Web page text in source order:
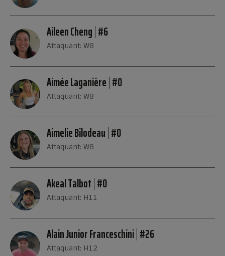
Aileen Cheng #6
Attaquant: W8
Aimée Laganière #0
Attaquant: W8
Aimelie Bilodeau #0
Attaquant: W8
Akeal Talbot #0
Attaquant: H11
Alain Junior Franceschini #26
Attaquant: H12